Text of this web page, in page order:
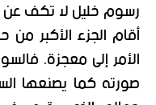
رسوم خليل لا تكف عن
أقام الجزء الأكبر من
الأمر إلى معجزة.
صورته كما يصنعها